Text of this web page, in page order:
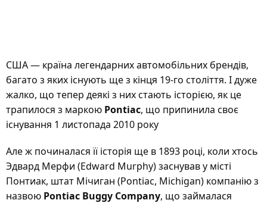
США — країна легендарних автомобільних брендів,
багато з яких існують ще з кінця 19-го століття. І дуже
жалко, що тепер деякі з них стають історією, як це
трапилося з маркою Pontiac, що припинила своє
існування 1 листопада 2010 року
Але ж починалася її історія ще в 1893 році, коли хтось
Эдвард Мерфи (Edward Murphy) заснував у місті
Понтиак, штат Мічиган (Pontiac, Michigan) компанію з
назвою Pontiac Buggy Company, що займалася